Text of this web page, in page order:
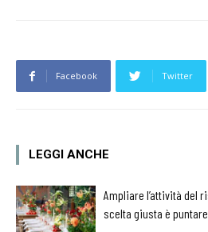
Facebook Twitter
LEGGI ANCHE
Ampliare l’attività del
scelta giusta è